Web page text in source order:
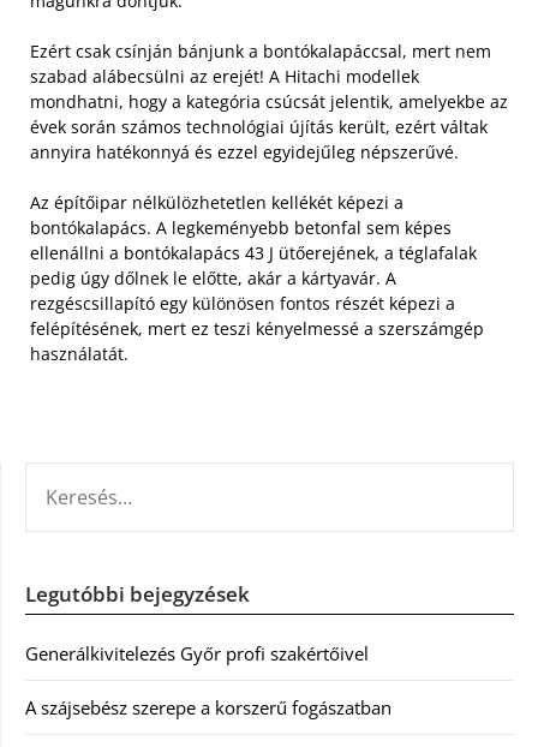
Ezért csak csínján bánjunk a bontókalapáccsal, mert nem
szabad alábecsülni az erejét! A Hitachi modellek
mondhatni, hogy a kategória csúcsát jelentik, amelyekbe az
évek során számos technológiai újítás került, ezért váltak
annyira hatékonnyá és ezzel egyidejűleg népszerűvé.
Az építőipar nélkülözhetetlen kellékét képezi a
bontókalapács. A legkeményebb betonfal sem képes
ellenállni a bontókalapács 43 J ütőerejének, a téglafalak
pedig úgy dőlnek le előtte, akár a kártyavár. A
rezgéscsillapító egy különösen fontos részét képezi a
felépítésének, mert ez teszi kényelmessé a szerszámgép
használatát.
Legutóbbi bejegyzések
Generálkivitelezés Győr profi szakértőivel
A szájsebész szerepe a korszerű fogászatban